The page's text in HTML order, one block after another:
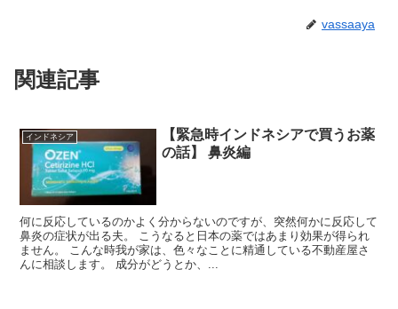
vassaaya
関連記事
インドネシア
【緊急時インドネシアで買うお薬
の話】 鼻炎編
何に反応しているのかよく分からないのですが、突然何かに反応して
鼻炎の症状が出る夫。 こうなると日本の薬ではあまり効果が得られ
ません。 こんな時我が家は、色々なことに精通している不動産屋さ
んに相談します。 成分がどうとか、...